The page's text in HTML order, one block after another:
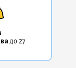
до 27